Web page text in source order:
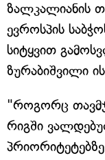
ზალკალიანის
ევროსპის
სიტყვით
ზურაბიშვილი
"როგორც
რიგში